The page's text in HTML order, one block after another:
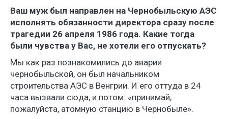
Ваш муж был направлен на Чернобыльскую АЭС
исполнять обязанности директора сразу после
трагедии 26 апреля 1986 года. Какие тогда
были чувства у Вас, не хотели его отпускать?
Мы как раз познакомились до аварии
чернобыльской, он был начальником
строительства АЭС в Венгрии. И его оттуда в 24
часа вызвали сюда, и потом: «принимай,
пожалуйста, атомную станцию в Чернобыле».